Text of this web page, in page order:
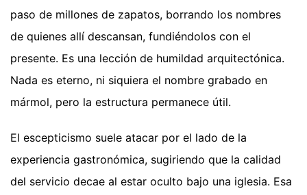
paso de millones de zapatos, borrando los nombres
de quienes allí descansan, fundiéndolos con el
presente. Es una lección de humildad arquitectónica.
Nada es eterno, ni siquiera el nombre grabado en
mármol, pero la estructura permanece útil.
El escepticismo suele atacar por el lado de la
experiencia gastronómica, sugiriendo que la calidad
del servicio decae al estar oculto bajo una iglesia. Esa